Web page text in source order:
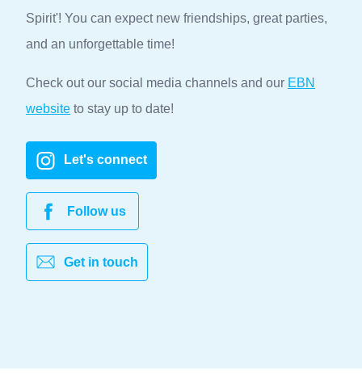
Spirit'! You can expect new friendships, great parties,
and an unforgettable time!
Check out our social media channels and our EBN
website to stay up to date!
Let's connect
Follow us
Get in touch